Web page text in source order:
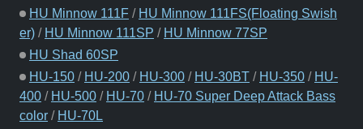
HU Minnow 111F / HU Minnow 111FS(Floating Swish
er) / HU Minnow 111SP / HU Minnow 77SP
HU Shad 60SP
HU-150 / HU-200 / HU-300 / HU-30BT / HU-350 / HU-
400 / HU-500 / HU-70 / HU-70 Super Deep Attack Bass
color / HU-70L